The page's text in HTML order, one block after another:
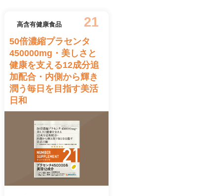
高含有健康食品 21
50倍濃縮プラセンタ
450000mg・美しさと
健康を支える12成分追
加配合・内側から輝き
潤う毎日を目指す美活
日和